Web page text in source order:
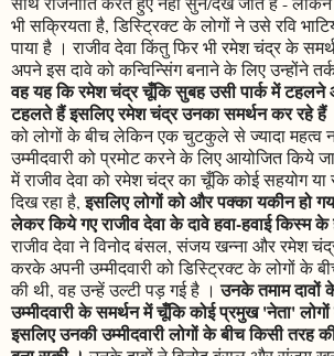
भी सक्रियता है, डिस्ट्रिक्ट के लोगों ने उसे रवि
पाया है । राजीव देवा किंतु फिर भी रमेश चंद्र के
अपने इस दावे को कन्विन्सिंग बनाने के लिए उन्होंने
वह यह कि रमेश चंद्र चूँकि सुबह उसी पार्क में टहलने
टहलते हैं इसलिए रमेश चंद्र उनका समर्थन कर रहे हैं
को लोगों के बीच लेकिन एक चुटकुले से ज्यादा महत्व
उम्मीदवारी को प्रमोट करने के लिए आयोजित किये
में राजीव देवा को रमेश चंद्र का चूँकि कोई सहयोग
दिख रहा है,इसलिए लोगों को और पक्का यकीन हो
लेकर किये गए राजीव देवा के दावे हवा-हवाई किस्म के
राजीव देवा ने विनोद बंसल, संजय खन्ना और रमेश
करके अपनी उम्मीदवारी को डिस्ट्रिक्ट के लोगों के
की थी, वह उन्हें उल्टी पड़ गई है ।उनके तमाम दावों
उम्मीदवारी के समर्थन में चूँकि कोई प्रमुख 'नेता'
इसलिए उनकी उम्मीदवारी लोगों के बीच किसी तरह